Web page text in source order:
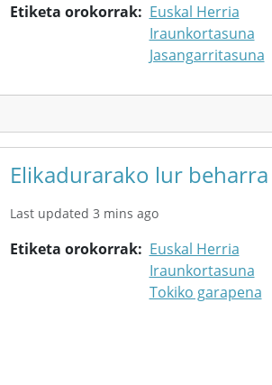
Etiketa orokorrak
Euskal Herria
Iraunkortasuna
Jasangarritasuna
Elikadurarako lur
Last updated 3 mins ago
Etiketa orokorrak
Euskal Herria
Iraunkortasuna
Tokiko garapena